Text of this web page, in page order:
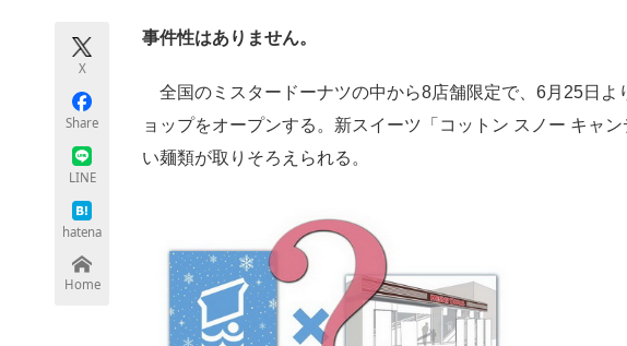
ちょっと気になるネットの話題
X
Share
LINE
hatena
Home
事件性はありません。
全国のミスタードーナツの中から8店舗限定で、6月25日よ
ョップをオープンする。新スイーツ「コットン スノー キャ
い麺類が取りそろえられる。